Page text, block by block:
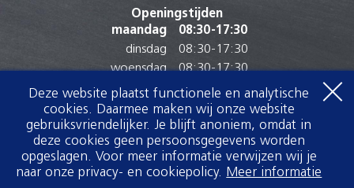
Openingstijden
maandag
08:30-17:30
dinsdag
08:30-17:30
woensdag
08:30-17:30
donderdag
08:30 -
vrijdag
08:30- 17:30
zaterdag
08:00-15:00
zondag
Gesloten
Deze website plaatst functionele en analytische
cookies. Daarmee maken wij onze website
gebruiksvriendelijker. Je blijft anoniem, omdat in
deze cookies geen persoonsgegevens worden
opgeslagen. Voor meer informatie verwijzen wij je
naar onze privacy- en cookiepolicy. Meer informatie